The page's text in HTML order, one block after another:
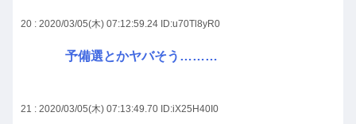
20 : 2020/03/05(木) 07:12:59.24 ID:u70Tl8yR0
予備選とかヤバそう………
21 : 2020/03/05(木) 07:13:49.70 ID:iX25H40I0